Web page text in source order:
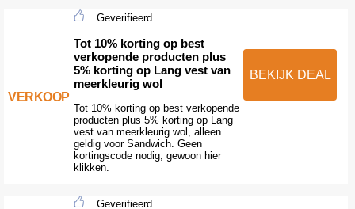
VERKOOP
Geverifieerd
Tot 10% korting op best
verkopende producten plus
5% korting op Lang vest van
meerkleurig wol
Tot 10% korting op best verkopende
producten plus 5% korting op Lang
vest van meerkleurig wol, alleen
geldig voor Sandwich. Geen
kortingscode nodig, gewoon hier
klikken.
BEKIJK DEAL
Geverifieerd